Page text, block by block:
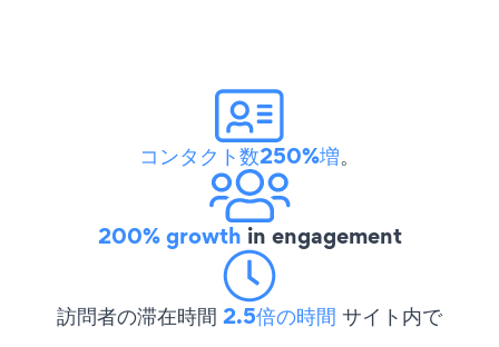
コンタクト数250%増。
200% growth in engagement
訪問者の滞在時間 2.5倍の時間 サイト内で